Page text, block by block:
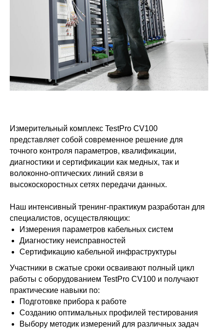
Измерительный комплекс TestPro CV100
представляет собой современное решение для
точного контроля параметров, квалификации,
диагностики и сертификации как медных, так и
волоконно-оптических линий связи в
высокоскоростных сетях передачи данных.
Наш интенсивный тренинг-практикум разработан для
специалистов, осуществляющих:
Измерения параметров кабельных систем
Диагностику неисправностей
Сертификацию кабельной инфраструктуры
Участники в сжатые сроки осваивают полный цикл
работы с оборудованием TestPro CV100 и получают
практические навыки по:
Подготовке прибора к работе
Созданию оптимальных профилей тестирования
Выбору методик измерений для различных задач